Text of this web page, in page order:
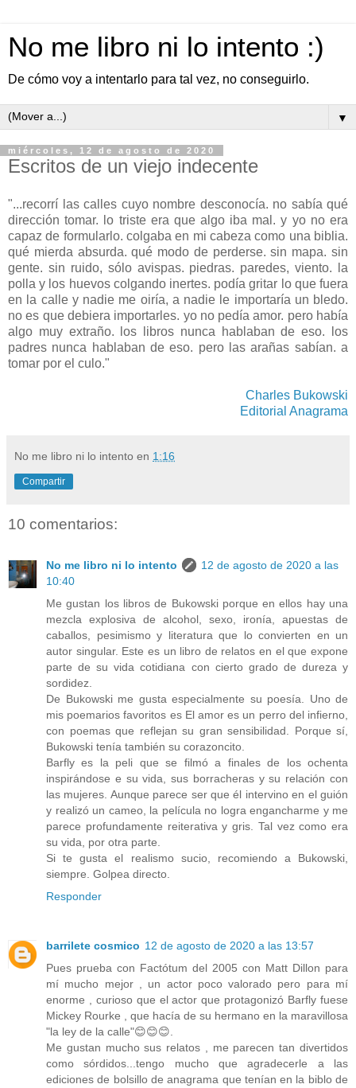
No me libro ni lo intento :)
De cómo voy a intentarlo para tal vez, no conseguirlo.
▼
miércoles, 12 de agosto de 2020
Escritos de un viejo indecente
"...recorrí las calles cuyo nombre desconocía. no sabía qué
dirección tomar. lo triste era que algo iba mal. y yo no era
capaz de formularlo. colgaba en mi cabeza como una biblia.
qué mierda absurda. qué modo de perderse. sin mapa. sin
gente. sin ruido, sólo avispas. piedras. paredes, viento. la
polla y los huevos colgando inertes. podía gritar lo que fuera
en la calle y nadie me oiría, a nadie le importaría un bledo.
no es que debiera importarles. yo no pedía amor. pero había
algo muy extraño. los libros nunca hablaban de eso. los
padres nunca hablaban de eso. pero las arañas sabían. a
tomar por el culo."
Charles Bukowski
Editorial Anagrama
No me libro ni lo intento en 1:16
Compartir
10 comentarios:
No me libro ni lo intento
12 de agosto de 2020 a las
10:40
Me gustan los libros de Bukowski porque en ellos hay una
mezcla explosiva de alcohol, sexo, ironía, apuestas de
caballos, pesimismo y literatura que lo convierten en un
autor singular. Este es un libro de relatos en el que expone
parte de su vida cotidiana con cierto grado de dureza y
sordidez.
De Bukowski me gusta especialmente su poesía. Uno de
mis poemarios favoritos es El amor es un perro del infierno,
con poemas que reflejan su gran sensibilidad. Porque sí,
Bukowski tenía también su corazoncito.
Barfly es la peli que se filmó a finales de los ochenta
inspirándose e su vida, sus borracheras y su relación con
las mujeres. Aunque parece ser que él intervino en el guión
y realizó un cameo, la película no logra engancharme y me
parece profundamente reiterativa y gris. Tal vez como era
su vida, por otra parte.
Si te gusta el realismo sucio, recomiendo a Bukowski,
siempre. Golpea directo.
Responder
barrilete cosmico 12 de agosto de 2020 a las 13:57
Pues prueba con Factótum del 2005 con Matt Dillon para
mí mucho mejor , un actor poco valorado pero para mí
enorme , curioso que el actor que protagonizó Barfly fuese
Mickey Rourke , que hacía de su hermano en la maravillosa
"la ley de la calle"😊😊😊.
Me gustan mucho sus relatos , me parecen tan divertidos
como sórdidos...tengo mucho que agradecerle a las
ediciones de bolsillo de anagrama que tenían en la biblo de